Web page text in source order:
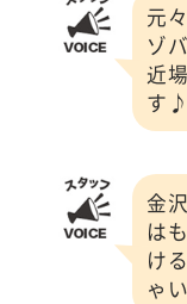
元
ゾ
近
す♪
金
は
け
ゃ